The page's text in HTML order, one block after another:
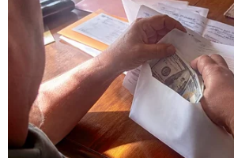
đẳng cấp thế giới. Bà gọi đó là
quyền công nghệ” và rằng các
“cùng nhau tạo ra một hệ sinh
đại," qua đó giúp EU “dẫn đầu
lĩnh vực này.
Về lĩnh vực quốc phòng, bà
mạnh EU cần tăng quyền tự chủ